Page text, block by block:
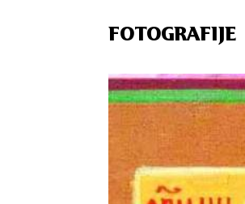
FOTOGRAFIJE